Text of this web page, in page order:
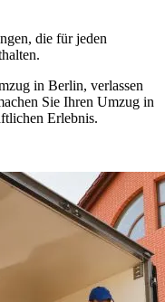
die für jeden
in Berlin, verlassen
Sie Ihren Umzug in
Erlebnis.